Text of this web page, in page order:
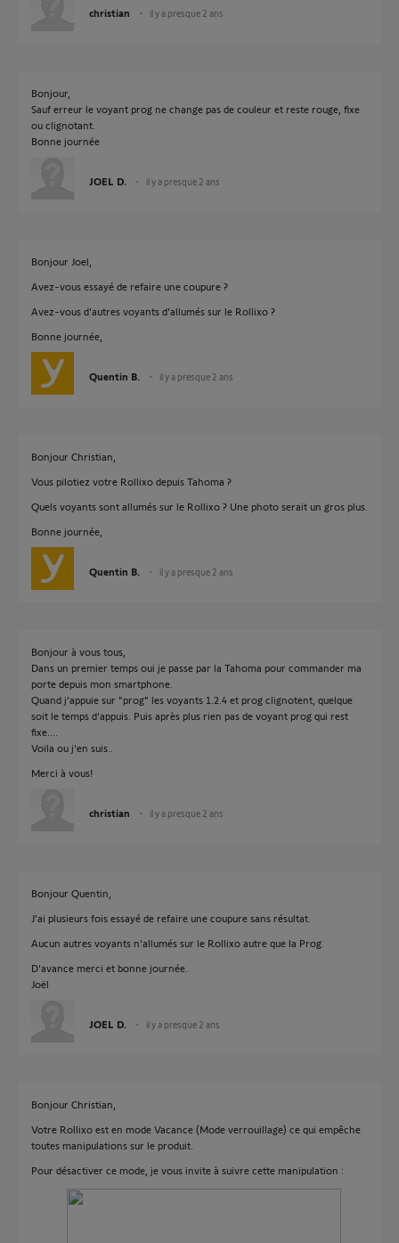
christian il y a presque 2 ans
Bonjour,
Sauf erreur le voyant prog ne change pas de couleur et reste rouge, fixe
ou clignotant.
Bonne journée
JOEL D. il y a presque 2 ans
Bonjour Joel,
Avez-vous essayé de refaire une coupure ?
Avez-vous d'autres voyants d'allumés sur le Rollixo ?
Bonne journée,
Quentin B. il y a presque 2 ans
Bonjour Christian,
Vous pilotiez votre Rollixo depuis Tahoma ?
Quels voyants sont allumés sur le Rollixo ? Une photo serait un gros plus.
Bonne journée,
Quentin B. il y a presque 2 ans
Bonjour à vous tous,
Dans un premier temps oui je passe par la Tahoma pour commander ma
porte depuis mon smartphone.
Quand j’appuie sur "prog" les voyants 1.2.4 et prog clignotent, quelque
soit le temps d'appuis. Puis après plus rien pas de voyant prog qui rest
fixe....
Voila ou j'en suis..
Merci à vous!
christian il y a presque 2 ans
Bonjour Quentin,
J'ai plusieurs fois essayé de refaire une coupure sans résultat.
Aucun autres voyants n'allumés sur le Rollixo autre que la Prog.
D'avance merci et bonne journée.
Joël
JOEL D. il y a presque 2 ans
Bonjour Christian,
Votre Rollixo est en mode Vacance (Mode verrouillage) ce qui empêche
toutes manipulations sur le produit.
Pour désactiver ce mode, je vous invite à suivre cette manipulation :